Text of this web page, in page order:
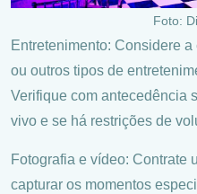
Foto:
Entretenimento: Considere
ou outros tipos de
Verifique com antecedência
vivo e se há restrições de
Fotografia e vídeo: Contrate
capturar os momentos